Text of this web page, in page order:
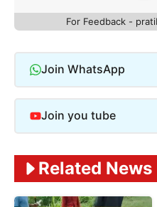
For Feedback -
Join WhatsApp
Join you tube
Related News